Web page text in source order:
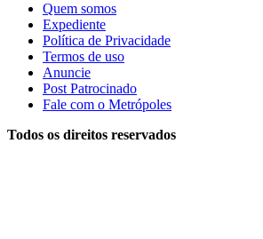
Quem somos
Expediente
Política de Privacidade
Termos de uso
Anuncie
Post Patrocinado
Fale com o Metrópoles
Todos os direitos reservados